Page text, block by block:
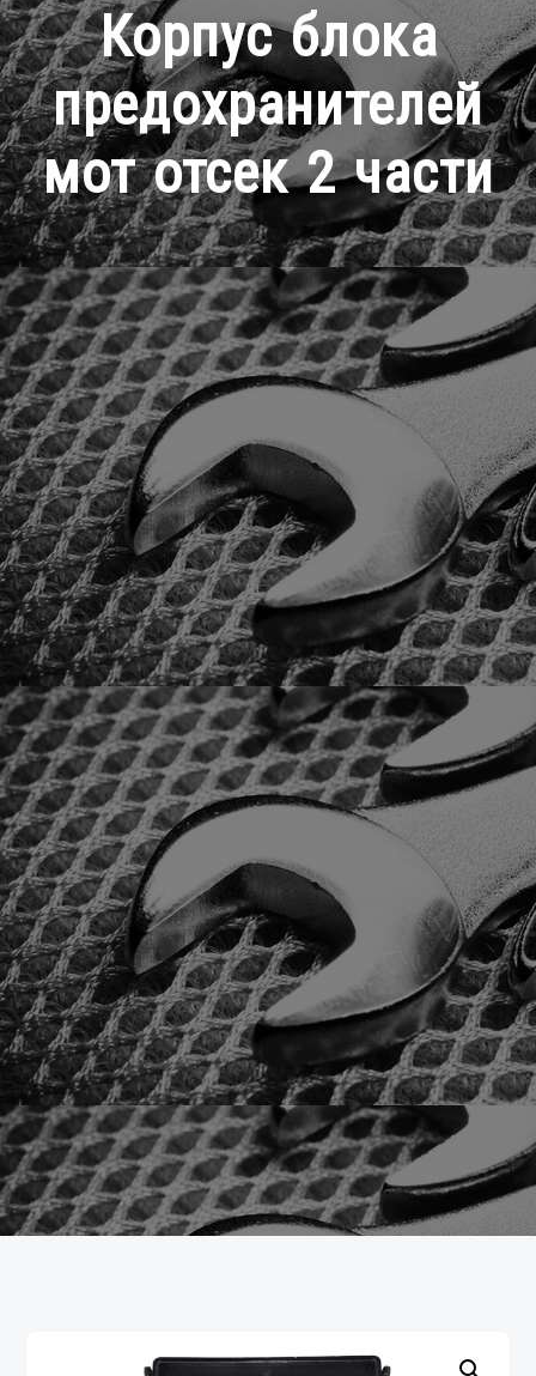
Корпус блока
предохранителей
мот отсек 2 части